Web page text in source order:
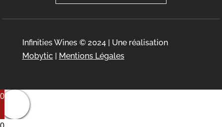
Infinities Wines © 2024 | Une réalisation
Mobytic
Mentions Légales
0